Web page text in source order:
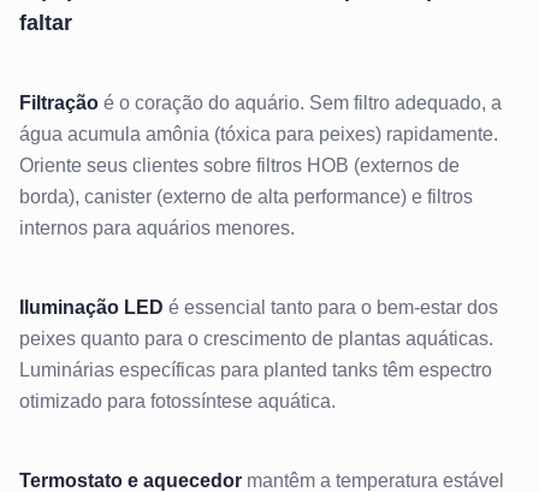
faltar
Filtração é o coração do aquário. Sem filtro adequado, a
água acumula amônia (tóxica para peixes) rapidamente.
Oriente seus clientes sobre filtros HOB (externos de
borda), canister (externo de alta performance) e filtros
internos para aquários menores.
Iluminação LED é essencial tanto para o bem-estar dos
peixes quanto para o crescimento de plantas aquáticas.
Luminárias específicas para planted tanks têm espectro
otimizado para fotossíntese aquática.
Termostato e aquecedor mantêm a temperatura estável